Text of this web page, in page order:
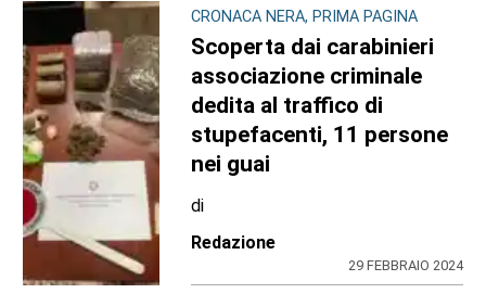
CRONACA NERA, PRIMA PAGINA
Scoperta dai carabinieri
associazione criminale
dedita al traffico di
stupefacenti, 11 persone
nei guai
di
Redazione
29 FEBBRAIO 2024